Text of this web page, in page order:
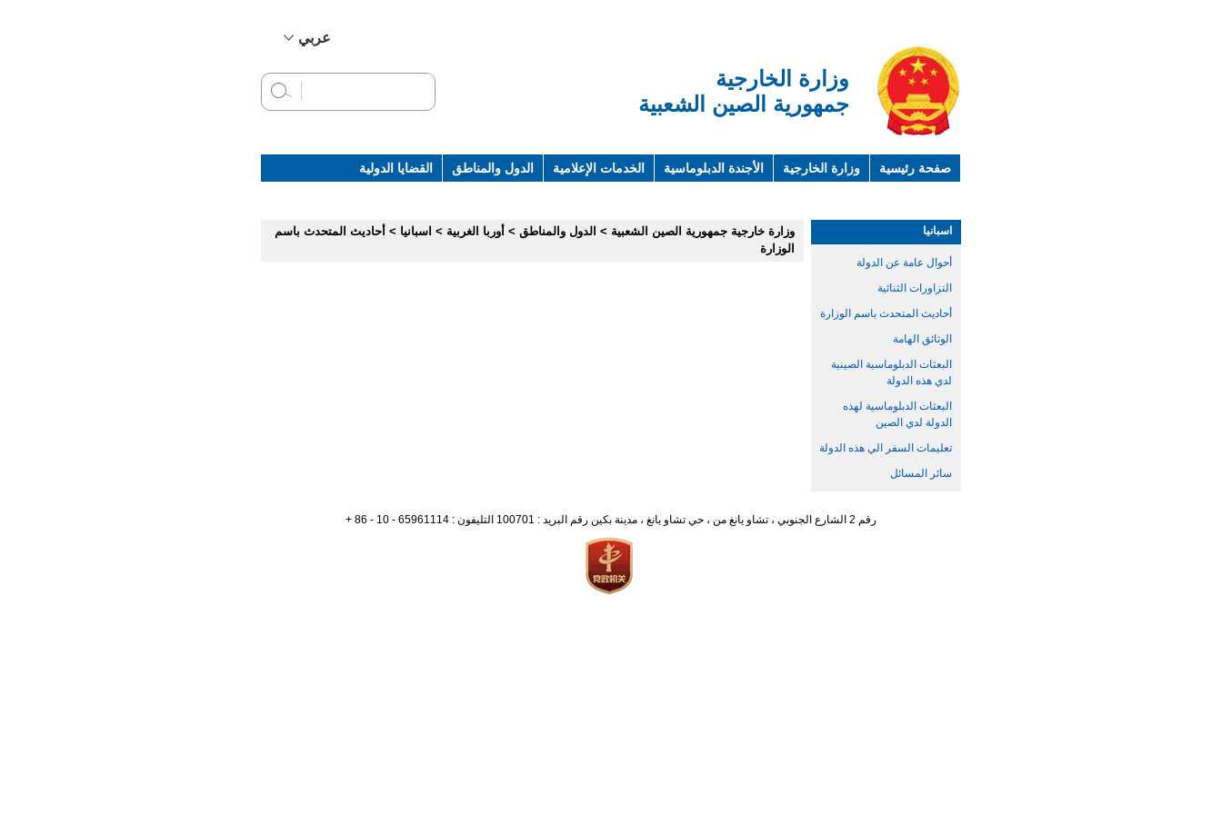
عربي
English
وزارة الخارجية
جمهورية الصين الشعبية
صفحة رئيسية وزارة الخارجية الأجندة الدبلوماسية الخدمات الإعلامية الدول والمناطق
القضايا الدولية
اسبانيا
أحوال عامة عن الدولة
التزاورات الثنائية
أحاديث المتحدث باسم الوزارة
الوثائق الهامة
البعثات الدبلوماسية الصينية
لدي هذه الدولة
البعثات الدبلوماسية لهذه
الدولة لدي الصين
تعليمات السفر الي هذه الدولة
سائر المسائل
وزارة خارجية جمهورية الصين الشعبية > الدول والمناطق > أوربا الغربية > اسبانيا > أحاديث المتحدث باسم
الوزارة
رقم 2 الشارع الجنوبي ، تشاو يانغ من ، حي تشاو يانغ ، مدينة بكين رقم البريد : 100701 التليفون : 65961114 - 10 - 86 +